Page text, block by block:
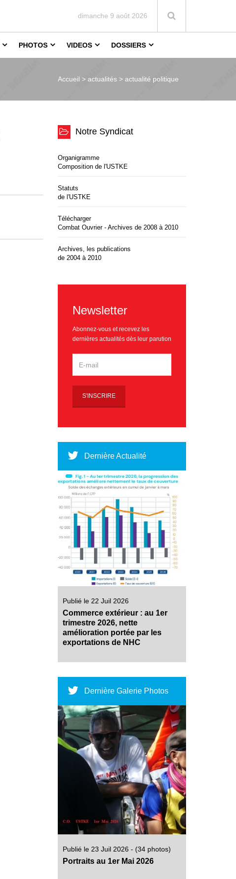
dimanche 9 août 2026
PHOTOS VIDEOS DOSSIERS
Accueil > actualités > actualité politique
Notre Syndicat
Organigramme
Composition de l'USTKE
Statuts
de l'USTKE
Télécharger
Combat Ouvrier - Archives de 2008 à 2010
Archives, les publications
de 2004 à 2010
Newsletter
Abonnez-vous et recevez les
dernières actualités dès leur parution
Dernière Actualité
Publié le 22 Juil 2026
Commerce extérieur : au 1er
trimestre 2026, nette
amélioration portée par les
exportations de NHC
Dernière Galerie Photos
Publié le 23 Juil 2026 - (34 photos)
Portraits au 1er Mai 2026